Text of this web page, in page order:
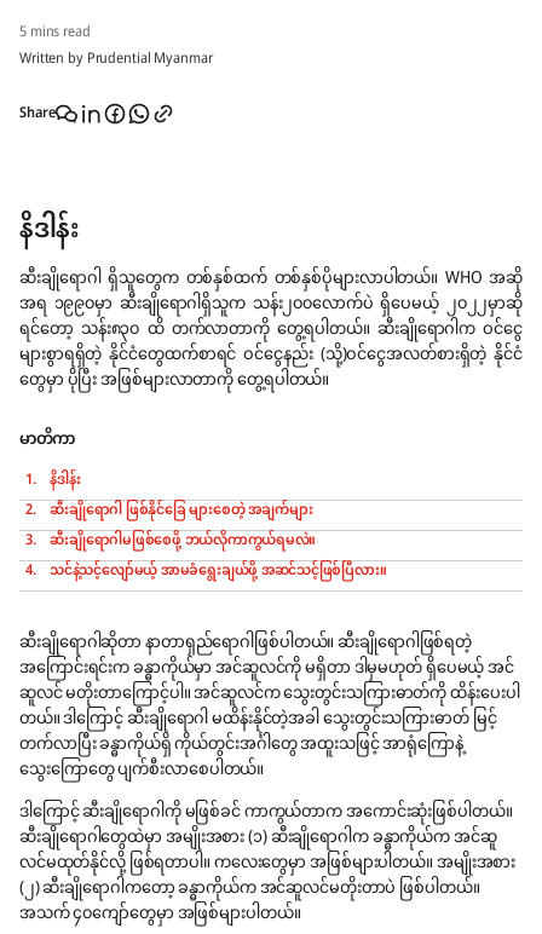
5 mins read
Written by Prudential Myanmar
Share
နိဒါန်း
ဆီးချိုရောဂါ ရှိသူတွေက တစ်နှစ်ထက် တစ်နှစ်ပိုများလာပါတယ်။ WHO အဆို
အရ ၁၉၉၀မှာ ဆီးချိုရောဂါရှိသူက သန်း၂၀၀လောက်ပဲ ရှိပေမယ့် ၂၀၂၂မှာဆို
ရင်တော့ သန်း၈၃၀ ထိ တက်လာတာကို တွေ့ရပါတယ်။ ဆီးချိုရောဂါက ဝင်ငွေ
များစွာရရှိတဲ့ နိုင်ငံတွေထက်စာရင် ဝင်ငွေနည်း (သို့)ဝင်ငွေအလတ်စားရှိတဲ့ နိုင်ငံ
တွေမှာ ပိုပြီး အဖြစ်များလာတာကို တွေ့ရပါတယ်။
မာတိကာ
နိဒါန်း
ဆီးချိုရောဂါ ဖြစ်နိုင်ခြေ များစေတဲ့ အချက်များ
ဆီးချိုရောဂါမဖြစ်စေဖို့ ဘယ်လိုကာကွယ်ရမလဲ။
သင်နဲ့သင့်လျော်မယ့် အာမခံရွေးချယ်ဖို့ အဆင်သင့်ဖြစ်ပြီလား။
ဆီးချိုရောဂါဆိုတာ နာတာရှည်ရောဂါဖြစ်ပါတယ်။ ဆီးချိုရောဂါဖြစ်ရတဲ့
အကြောင်းရင်းက ခန္ဓာကိုယ်မှာ အင်ဆူလင်ကို မရှိတာ ဒါမှမဟုတ် ရှိပေမယ့် အင်
ဆူလင် မတိုးတာကြောင့်ပါ။ အင်ဆူလင်က သွေးတွင်းသကြားဓာတ်ကို ထိန်းပေးပါ
တယ်။ ဒါကြောင့် ဆီးချိုရောဂါ မထိန်းနိုင်တဲ့အခါ သွေးတွင်းသကြားဓာတ် မြင့်
တက်လာပြီး ခန္ဓာကိုယ်ရှိ ကိုယ်တွင်းအင်္ဂါတွေ အထူးသဖြင့် အာရုံကြောနဲ့
သွေးကြောတွေ ပျက်စီးလာစေပါတယ်။
ဒါကြောင့် ဆီးချိုရောဂါကို မဖြစ်ခင် ကာကွယ်တာက အကောင်းဆုံးဖြစ်ပါတယ်။
ဆီးချိုရောဂါတွေထဲမှာ အမျိုးအစား (၁) ဆီးချိုရောဂါက ခန္ဓာကိုယ်က အင်ဆူ
လင်မထုတ်နိုင်လို့ ဖြစ်ရတာပါ။ ကလေးတွေမှာ အဖြစ်များပါတယ်။ အမျိုးအစား
(၂) ဆီးချိုရောဂါကတော့ ခန္ဓာကိုယ်က အင်ဆူလင်မတိုးတာပဲ ဖြစ်ပါတယ်။
အသက် ၄၀ကျော်တွေမှာ အဖြစ်များပါတယ်။